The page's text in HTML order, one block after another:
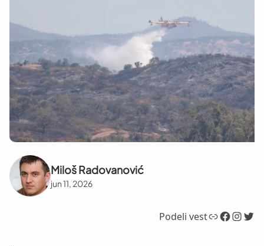
Miloš Radovanović
jun 11, 2026
Podeli vestLink Facebook InstagramTwitter